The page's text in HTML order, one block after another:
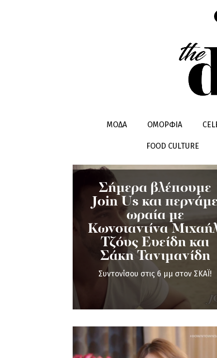
ΜΟΔΑ ΟΜΟΡΦΙΑ
FOOD CULTURE
ΤΖΟΥΣ
Σήμερα βλέπουμε
Join Us και
ωραία με
Κωνσταντίνα
Τζόυς Ευείδη και
Σάκη Τανιμανίδη
Συντονίσου στις 6 μμ στον ΣΚΑΪ!